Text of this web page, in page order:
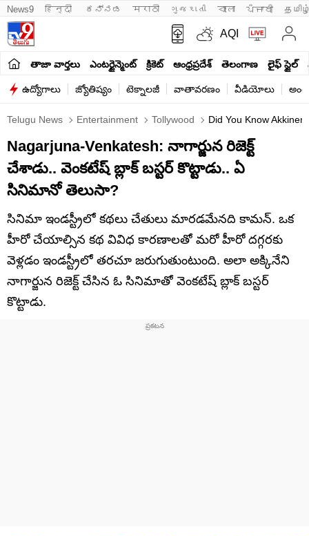
News9 हिन्दी ಕನ್ನಡ मराठी ગુજરાતી বাংলা ਪੰਜਾਬੀ
AQI
తాజా వార్తలు ఎంటర్టైన్మెంట్ క్రికెట్ ఆంధ్రప్రదేశ్ తెలంగాణ లైఫ్ స్టైల్
ఉద్యోగాలు జ్యోతిష్యం టెక్నాలజీ వాతావరణం వీడియోలు
Telugu News Entertainment Tollywood Did You Know
Nagarjuna-Venkatesh: నాగార్జున రిజెక్ట్
చేశాడు.. వెంకటేష్ బ్లాక్ బస్టర్ కొట్టాడు.. ఏ
సినిమానో తెలుసా?
సినిమా ఇండస్ట్రీలో కథలు చేతులు మారడమేనది కామన్. ఒక
హీరో చేయాల్సిన కథ వివిధ కారణాలతో మరో హీరో దగ్గరకు
వెళ్లడం ఇండస్ట్రీలో తరచూ జరుగుతుంటుంది. అలా అక్కినేని
నాగార్జున రిజెక్ట్ చేసిన ఓ సినిమాతో వెంకటేష్ బ్లాక్ బస్టర్
కొట్టాడు.